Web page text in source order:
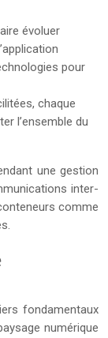
évoluer
pour
chaque
l’ensemble du
une gestion
inter-
comme
fondamentaux
numérique